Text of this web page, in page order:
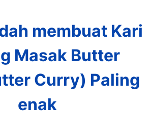
membuat Kari
Masak Butter
Curry) Paling
enak